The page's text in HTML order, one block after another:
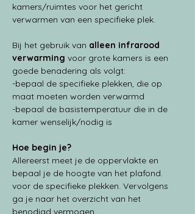
kamers/ruimtes voor het gericht
verwarmen van een specifieke plek.
Bij het gebruik van alleen infrarood
verwarming voor grote kamers is een
goede benadering als volgt:
-bepaal de specifieke plekken, die op
maat moeten worden verwarmd
-bepaal de basistemperatuur die in de
kamer wenselijk/nodig is
Hoe begin je?
Allereerst meet je de oppervlakte en
bepaal je de hoogte van het plafond.
voor de specifieke plekken. Vervolgens
ga je naar het overzicht van het
benodigd vermogen.